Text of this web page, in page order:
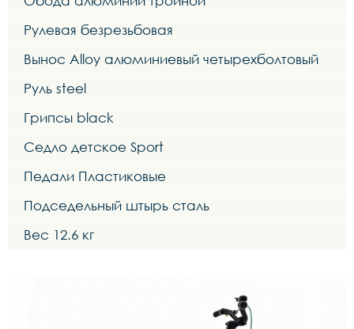
Рулевая безрезьбовая
Вынос Alloy алюминиевый четырехболтовый
Руль steel
Грипсы black
Седло детское Sport
Педали Пластиковые
Подседельный штырь сталь
Вес 12.6 кг